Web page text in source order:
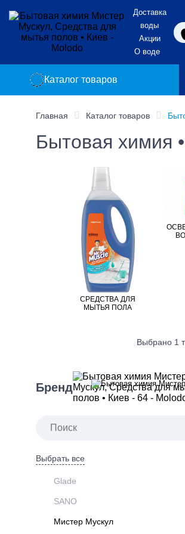
Доставка
воды
Акции
О воде
Каталог товаров
Главная Каталог товаров
Бытовая химия
СРЕДСТВА ДЛЯ
МЫТЬЯ ПОЛА
Бренд
Выбрать все
Glade
SANO
Мистер Мускул
Выбрано 1